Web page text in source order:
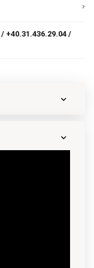
/ +40.31.436.29.04 /